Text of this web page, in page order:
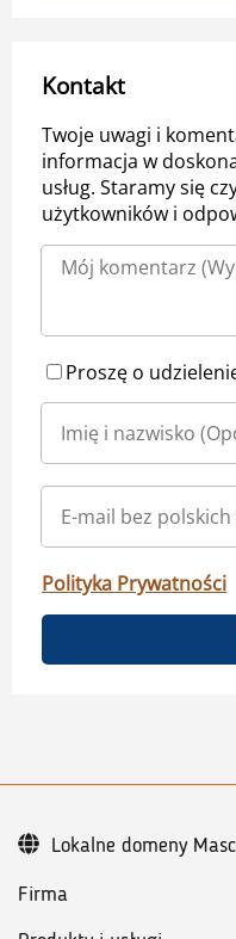
Kontakt
Twoje uwagi i
informacja w
usług. Staramy się
użytkowników i
Proszę o
Polityka Prywatności
Firma
Lokalne domeny